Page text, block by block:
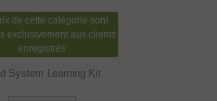
de cette catégorie sont
exclusivement aux clients
enregistrés
System Learning Kit